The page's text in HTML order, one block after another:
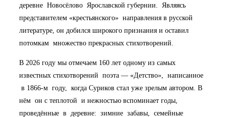
деревне Новосёлово Ярославской губернии. Являясь
представителем «крестьянского» направления в русской
литературе, он добился широкого признания и оставил
потомкам множество прекрасных стихотворений.
В 2026 году мы отмечаем 160 лет одному из самых
известных стихотворений поэта — «Детство», написанное
в 1866-м году, когда Суриков стал уже зрелым автором. В
нём он с теплотой и нежностью вспоминает годы,
проведённые в деревне: зимние забавы, семейные